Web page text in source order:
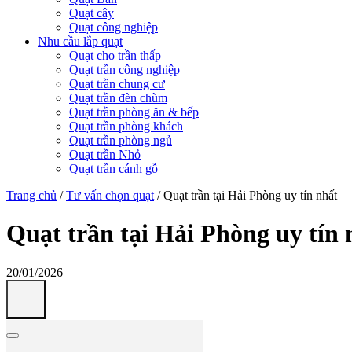
Quạt cây
Quạt công nghiệp
Nhu cầu lắp quạt
Quạt cho trần thấp
Quạt trần công nghiệp
Quạt trần chung cư
Quạt trần đèn chùm
Quạt trần phòng ăn & bếp
Quạt trần phòng khách
Quạt trần phòng ngủ
Quạt trần Nhỏ
Quạt trần cánh gỗ
Trang chủ /Tư vấn chọn quạt /Quạt trần tại Hải Phòng uy tín nhất
Quạt trần tại Hải Phòng uy tín
20/01/2026